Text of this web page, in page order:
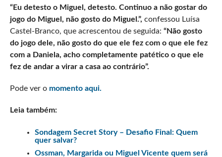
“Eu detesto o Miguel, detesto. Continuo a não gostar do
jogo do Miguel, não gosto do Miguel.”, confessou Luísa
Castel-Branco, que acrescentou de seguida: “Não gosto
do jogo dele, não gosto do que ele fez com o que ele fez
com a Daniela, acho completamente patético o que ele
fez de andar a virar a casa ao contrário”.
Pode ver o momento aqui.
Leia também:
Sondagem Secret Story – Desafio Final: Quem
quer salvar?
Ossman, Margarida ou Miguel Vicente quem será